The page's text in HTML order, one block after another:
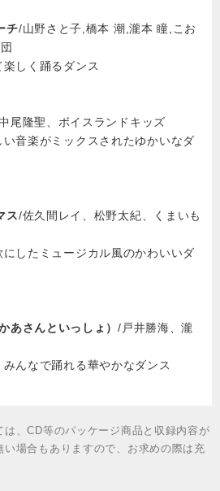
チ/山野さと子,橋本 潮,瀧本 瞳,こお
しく踊るダンス
尾隆聖、ボイスランドキッズ
音楽がミックスされたゆかいなダ
ス/佐久間レイ、松野太紀、くまいも
したミュージカル風のかわいいダ
あさんといっしょ）/戸井勝海、瀧
んなで踊れる華やかなダンス
、CD等のパッケージ商品と収録内容が
場合もありますので、お求めの際は充